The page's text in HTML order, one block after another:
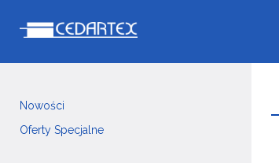
Nowości
Oferty Specjalne